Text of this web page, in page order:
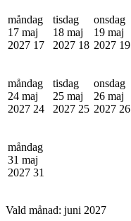
måndag
17 maj
2027 17
tisdag
18 maj
2027 18
onsdag
19 maj
2027 19
måndag
24 maj
2027 24
tisdag
25 maj
2027 25
onsdag
26 maj
2027 26
måndag
31 maj
2027 31
Vald månad: juni 2027